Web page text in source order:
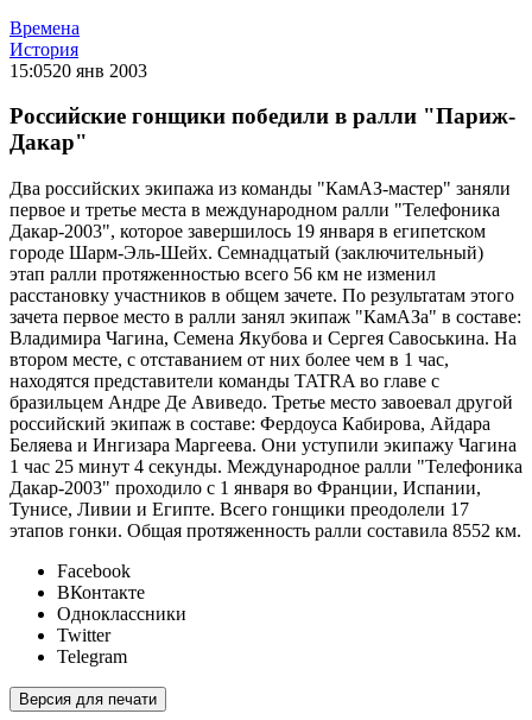
Времена
История
15:0520 янв 2003
Российские гонщики победили в ралли "Париж-
Дакар"
Два российских экипажа из команды "КамАЗ-мастер" заняли
первое и третье места в международном ралли "Телефоника
Дакар-2003", которое завершилось 19 января в египетском
городе Шарм-Эль-Шейх. Семнадцатый (заключительный)
этап ралли протяженностью всего 56 км не изменил
расстановку участников в общем зачете. По результатам этого
зачета первое место в ралли занял экипаж "КамАЗа" в составе:
Владимира Чагина, Семена Якубова и Сергея Савоськина. На
втором месте, с отставанием от них более чем в 1 час,
находятся представители команды TATRA во главе с
бразильцем Андре Де Авиведо. Третье место завоевал другой
российский экипаж в составе: Фердоуса Кабирова, Айдара
Беляева и Ингизара Маргеева. Они уступили экипажу Чагина
1 час 25 минут 4 секунды. Международное ралли "Телефоника
Дакар-2003" проходило с 1 января во Франции, Испании,
Тунисе, Ливии и Египте. Всего гонщики преодолели 17
этапов гонки. Общая протяженность ралли составила 8552 км.
Facebook
ВКонтакте
Одноклассники
Twitter
Telegram
Версия для печати